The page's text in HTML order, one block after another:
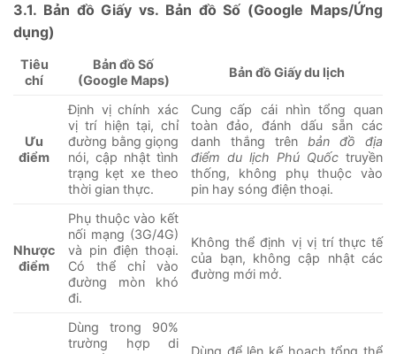
3.1. Bản đồ Giấy vs. Bản đồ Số (Google Maps/Ứng
dụng)
Tiêu
chí
Bản đồ Số
(Google Maps)
Bản đồ Giấy du lịch
Ưu
điểm
Định vị chính xác
vị trí hiện tại, chỉ
đường bằng giọng
nói, cập nhật tình
trạng kẹt xe theo
thời gian thực.
Cung cấp cái nhìn tổng quan
toàn đảo, đánh dấu sẵn các
danh thắng trên bản đồ địa
điểm du lịch Phú Quốc truyền
thống, không phụ thuộc vào
pin hay sóng điện thoại.
Nhược
điểm
Phụ thuộc vào kết
nối mạng (3G/4G)
và pin điện thoại.
Có thể chỉ vào
đường mòn khó
đi.
Không thể định vị vị trí thực tế
của bạn, không cập nhật các
đường mới mở.
Dùng trong 90%
trường hợp di